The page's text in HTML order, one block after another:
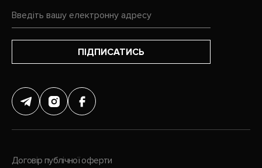
ПІДПИСАТИСЬ
Договір публічної оферти